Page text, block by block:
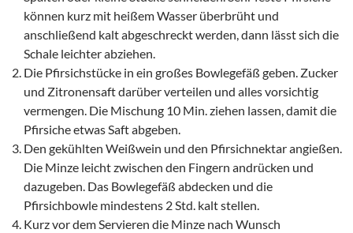
können kurz mit heißem Wasser überbrüht und
anschließend kalt abgeschreckt werden, dann lässt sich die
Schale leichter abziehen.
Die Pfirsichstücke in ein großes Bowlegefäß geben. Zucker
und Zitronensaft darüber verteilen und alles vorsichtig
vermengen. Die Mischung 10 Min. ziehen lassen, damit die
Pfirsiche etwas Saft abgeben.
Den gekühlten Weißwein und den Pfirsichnektar angießen.
Die Minze leicht zwischen den Fingern andrücken und
dazugeben. Das Bowlegefäß abdecken und die
Pfirsichbowle mindestens 2 Std. kalt stellen.
Kurz vor dem Servieren die Minze nach Wunsch